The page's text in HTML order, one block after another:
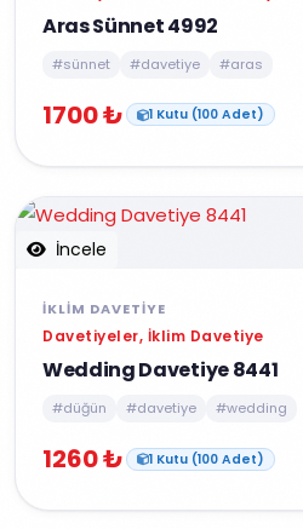
Aras Sünnet 4992
#sünnet #davetiye #aras
1700 ₺ 1 Kutu (100 Adet)
İncele
İKLIM DAVETIYE
Davetiyeler, İklim Davetiye
Wedding Davetiye 8441
#düğün #davetiye #wedding
1260 ₺ 1 Kutu (100 Adet)